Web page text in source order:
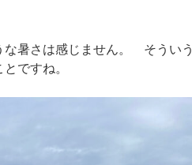
な暑さは感じません。 そういう
ですね。